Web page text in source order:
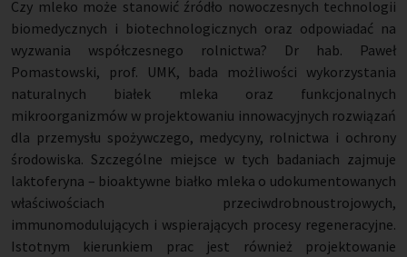
Czy mleko może stanowić źródło nowoczesnych technologii
biomedycznych i biotechnologicznych oraz odpowiadać na
wyzwania współczesnego rolnictwa? Dr hab. Paweł
Pomastowski, prof. UMK, bada możliwości wykorzystania
naturalnych białek mleka oraz funkcjonalnych
mikroorganizmów w projektowaniu innowacyjnych rozwiązań
dla przemysłu spożywczego, medycyny, rolnictwa i ochrony
środowiska. Szczególne miejsce w tych badaniach zajmuje
laktoferyna – bioaktywne białko mleka o udokumentowanych
właściwościach przeciwdrobnoustrojowych,
immunomodulujących i wspierających procesy regeneracyjne.
Istotnym kierunkiem prac jest również projektowanie